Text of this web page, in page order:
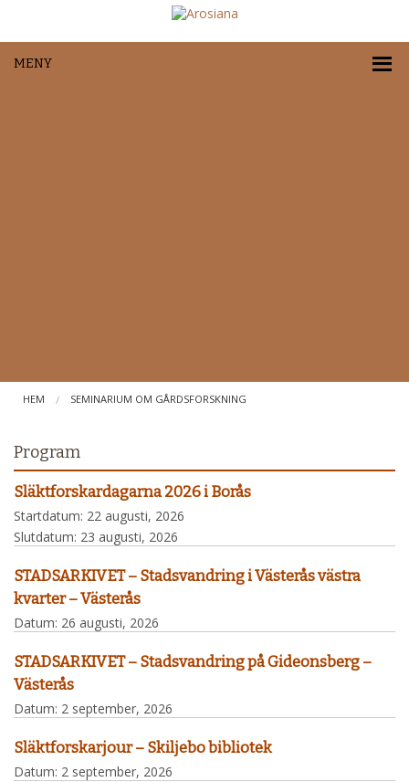
MENY
HEM SEMINARIUM OM GÅRDSFORSKNING
Program
Släktforskardagarna 2026 i Borås
Startdatum: 22 augusti, 2026
Slutdatum: 23 augusti, 2026
STADSARKIVET – Stadsvandring i Västerås västra
kvarter – Västerås
Datum: 26 augusti, 2026
STADSARKIVET – Stadsvandring på Gideonsberg –
Västerås
Datum: 2 september, 2026
Släktforskarjour – Skiljebo bibliotek
Datum: 2 september, 2026